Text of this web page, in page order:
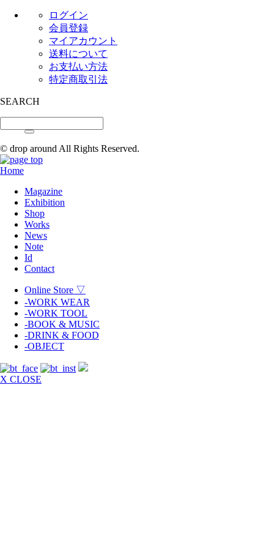
ログイン
会員登録
マイアカウント
送料について
お支払い方法
特定商取引法
SEARCH
© drop around All Rights Reserved.
Home
Magazine
Exhibition
Shop
Works
News
Note
Id
Contact
Online Store ▽
-WORK WEAR
-WORK TOOL
-BOOK & MUSIC
-DRINK & FOOD
-OBJECT
X CLOSE